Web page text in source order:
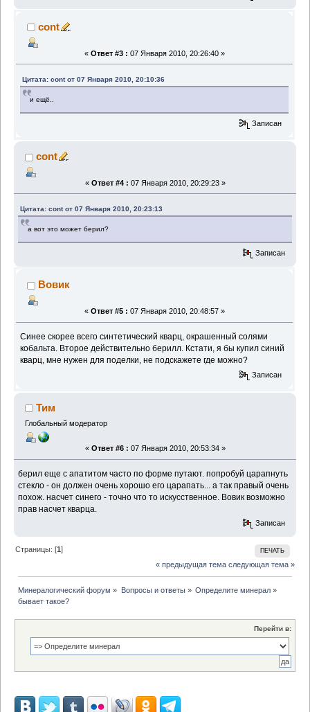
cont
« Ответ #3 : 07 Января 2010, 20:26:40 »
Цитата: cont от 07 Января 2010, 20:10:36
и ещё..
Записан
cont
« Ответ #4 : 07 Января 2010, 20:29:23 »
Цитата: cont от 07 Января 2010, 20:23:13
а вот это может берил?
Записан
Вовик
« Ответ #5 : 07 Января 2010, 20:48:57 »
Синее скорее всего синтетический кварц, окрашенный солями
кобальта. Второе действительно берилл. Кстати, я бы купил синий
кварц, мне нужен для поделки, не подскажете где можно?
Записан
Тим
Глобальный модератор
« Ответ #6 : 07 Января 2010, 20:53:34 »
берил еще с апатитом часто по форме путают. попробуй царапнуть
стекло - он должен очень хорошо его царапать... а так правый очень
похож. насчет синего - точно что то искусственное. Вовик возможно
прав насчет кварца.
Записан
ПЕЧАТЬ
Страницы: [1]
« предыдущая тема следующая тема »
Минералогический форум » Вопросы и ответы» Определите минерал»
бывает такое?
Перейти в: